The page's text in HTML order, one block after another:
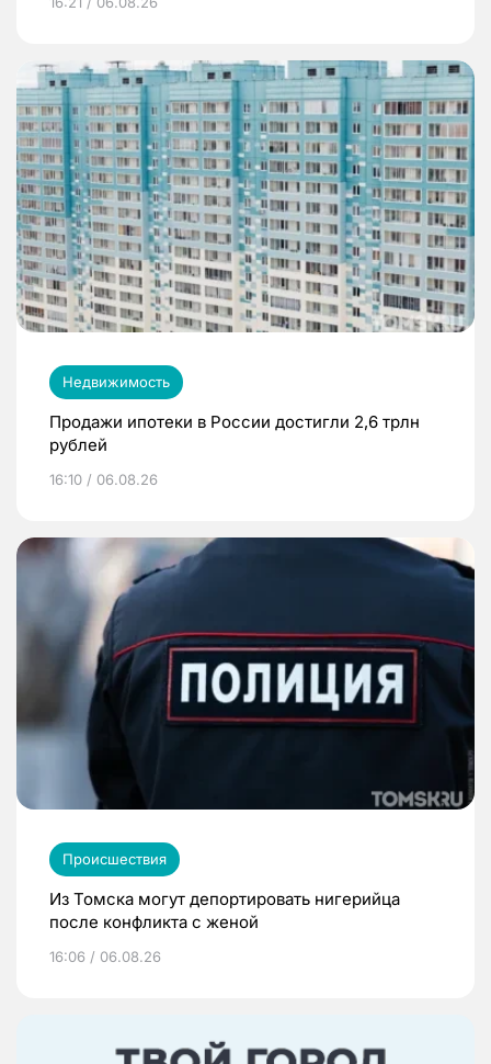
Недвижимость
Продажи ипотеки в России достигли 2,6 трлн
рублей
16:10 / 06.08.26
Происшествия
Из Томска могут депортировать нигерийца
после конфликта с женой
16:06 / 06.08.26